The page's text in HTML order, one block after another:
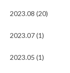
2023.08 (20)
2023.07 (1)
2023.05 (1)